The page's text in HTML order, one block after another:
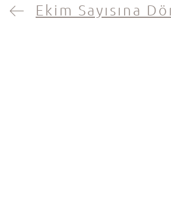
Ekim Sayısına